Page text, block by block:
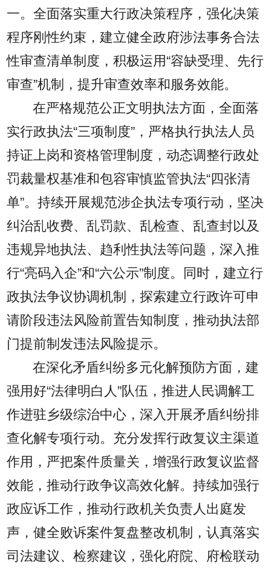
一。全面落实重大行政决策程序，强化决策
程序刚性约束，建立健全政府涉法事务合法
性审查清单制度，积极运用“容缺受理、先行
审查”机制，提升审查效率和服务效能。
在严格规范公正文明执法方面，全面落
实行政执法“三项制度”，严格执行执法人员
持证上岗和资格管理制度，动态调整行政处
罚裁量权基准和包容审慎监管执法“四张清
单”。持续开展规范涉企执法专项行动，坚决
纠治乱收费、乱罚款、乱检查、乱查封以及
违规异地执法、趋利性执法等问题，深入推
行“亮码入企”和“六公示”制度。同时，建立行
政执法争议协调机制，探索建立行政许可申
请阶段违法风险前置告知制度，推动执法部
门提前制发违法风险提示。
在深化矛盾纠纷多元化解预防方面，建
强用好“法律明白人”队伍，推进人民调解工
作进驻乡级综治中心，深入开展矛盾纠纷排
查化解专项行动。充分发挥行政复议主渠道
作用，严把案件质量关，增强行政复议监督
效能，推动行政争议高效化解。持续加强行
政应诉工作，推动行政机关负责人出庭发
声，健全败诉案件复盘整改机制，认真落实
司法建议、检察建议，强化府院、府检联动